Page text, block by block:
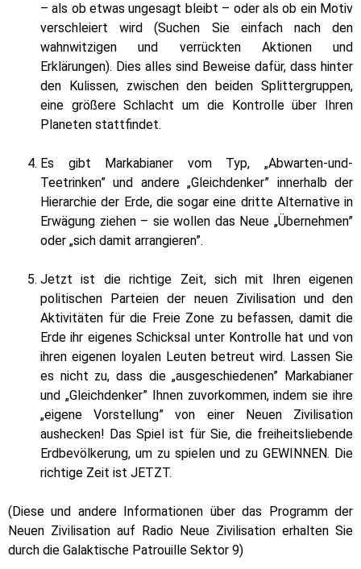
– als ob etwas ungesagt bleibt – oder als ob ein Motiv
verschleiert wird (Suchen Sie einfach nach den
wahnwitzigen und verrückten Aktionen und
Erklärungen). Dies alles sind Beweise dafür, dass hinter
den Kulissen, zwischen den beiden Splittergruppen,
eine größere Schlacht um die Kontrolle über Ihren
Planeten stattfindet.
Es gibt Markabianer vom Typ, „Abwarten-und-
Teetrinken” und andere „Gleichdenker” innerhalb der
Hierarchie der Erde, die sogar eine dritte Alternative in
Erwägung ziehen – sie wollen das Neue „Übernehmen”
oder „sich damit arrangieren”.
Jetzt ist die richtige Zeit, sich mit Ihren eigenen
politischen Parteien der neuen Zivilisation und den
Aktivitäten für die Freie Zone zu befassen, damit die
Erde ihr eigenes Schicksal unter Kontrolle hat und von
ihren eigenen loyalen Leuten betreut wird. Lassen Sie
es nicht zu, dass die „ausgeschiedenen” Markabianer
und „Gleichdenker” Ihnen zuvorkommen, indem sie ihre
„eigene Vorstellung” von einer Neuen Zivilisation
aushecken! Das Spiel ist für Sie, die freiheitsliebende
Erdbevölkerung, um zu spielen und zu GEWINNEN. Die
richtige Zeit ist JETZT.
(Diese und andere Informationen über das Programm der
Neuen Zivilisation auf Radio Neue Zivilisation erhalten Sie
durch die Galaktische Patrouille Sektor 9)